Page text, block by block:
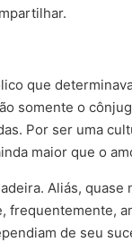
que
somente o
Por ser uma
maior que o
Aliás,
de seu